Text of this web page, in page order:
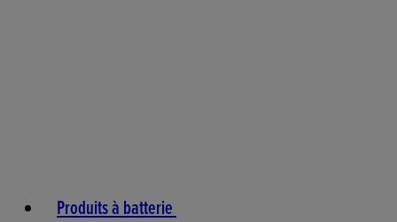
Produits à batterie